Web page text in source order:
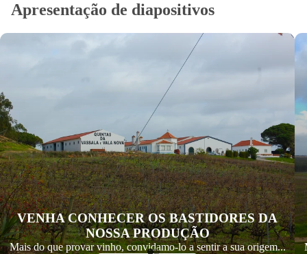
Apresentação de diapositivos
VENHA CONHECER OS BASTIDORES DA
NOSSA PRODUÇÃO
Mais do que provar vinho, convidamo-lo a sentir a sua origem...